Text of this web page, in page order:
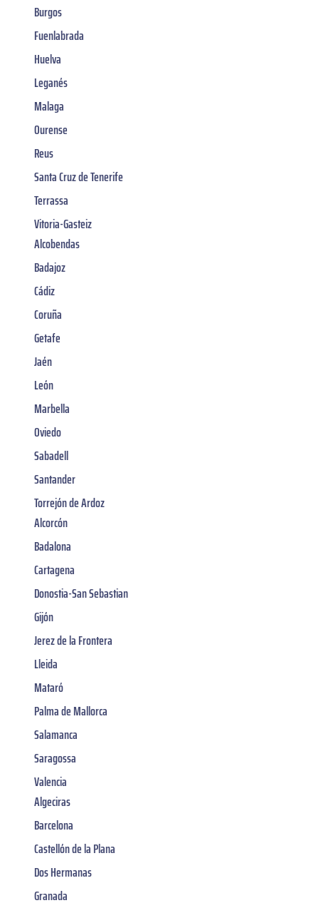
Burgos
Fuenlabrada
Huelva
Leganés
Malaga
Ourense
Reus
Santa Cruz de Tenerife
Terrassa
Vitoria-Gasteiz
Alcobendas
Badajoz
Cádiz
Coruña
Getafe
Jaén
León
Marbella
Oviedo
Sabadell
Santander
Torrejón de Ardoz
Alcorcón
Badalona
Cartagena
Donostia-San Sebastian
Gijón
Jerez de la Frontera
Lleida
Mataró
Palma de Mallorca
Salamanca
Saragossa
Valencia
Algeciras
Barcelona
Castellón de la Plana
Dos Hermanas
Granada